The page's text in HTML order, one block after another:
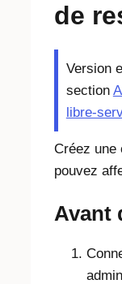
de
Version
section
libre-
Créez une
pouvez
Avant